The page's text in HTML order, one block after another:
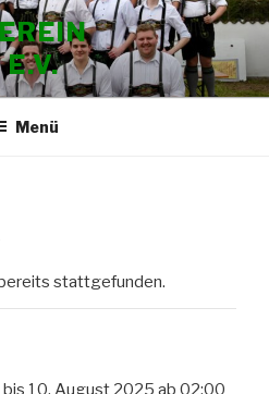
Menü
stattgefunden.
bis 10. August 2025 ab 02:00